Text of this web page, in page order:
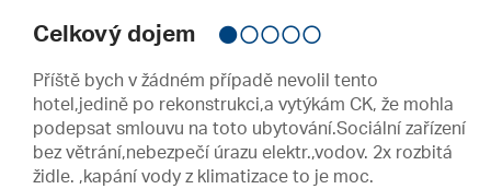
Celkový dojem
Příště bych v žádném případě nevolil tento
hotel,jedině po rekonstrukci,a vytýkám CK, že mohla
podepsat smlouvu na toto ubytování.Sociální zařízení
bez větrání,nebezpečí úrazu elektr.,vodov. 2x rozbitá
židle. ,kapání vody z klimatizace to je moc.